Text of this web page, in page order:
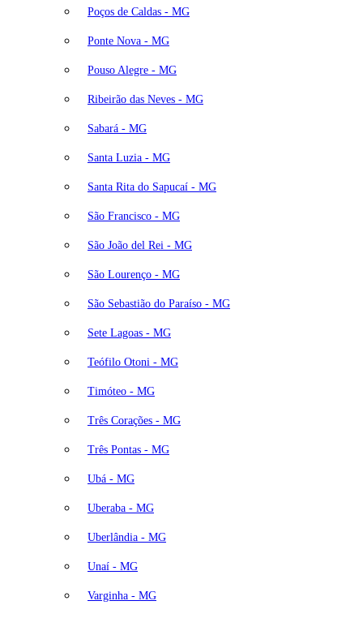
Poços de Caldas - MG
Ponte Nova - MG
Pouso Alegre - MG
Ribeirão das Neves - MG
Sabará - MG
Santa Luzia - MG
Santa Rita do Sapucaí - MG
São Francisco - MG
São João del Rei - MG
São Lourenço - MG
São Sebastião do Paraíso - MG
Sete Lagoas - MG
Teófilo Otoni - MG
Timóteo - MG
Três Corações - MG
Três Pontas - MG
Ubá - MG
Uberaba - MG
Uberlândia - MG
Unaí - MG
Varginha - MG